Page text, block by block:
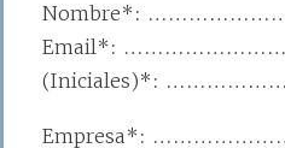
Nombre*:
Email*:
(Iniciales)*:
Empresa*: